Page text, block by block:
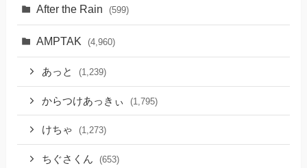
After the Rain (599)
AMPTAK (4,960)
あっと (1,239)
からつけあっきぃ (1,795)
けちゃ (1,273)
ちぐさくん (653)